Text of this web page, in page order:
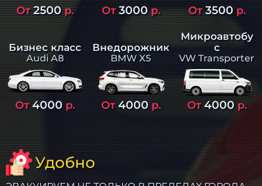
От2500р. От3000р. От3500р.
Бизнес класс
Audi A8
От4000 р.
Внедорожник
BMW X5
От4000р.
Микроавтобу
с
VW Transporter
От4000р.
Удобно